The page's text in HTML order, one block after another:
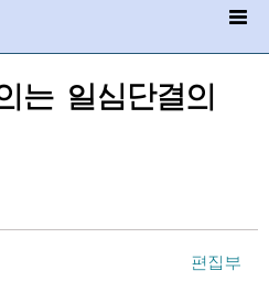
는 일심단결의
편집부